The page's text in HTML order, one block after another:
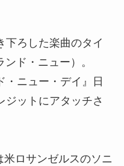
下ろした楽曲のタイ
ド・ニュー）。
・ニュー・デイ』日
ジットにアタッチさ
ロサンゼルスのソニ